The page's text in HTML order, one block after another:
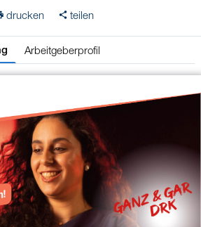
drucken teilen
Arbeitgeberprofil